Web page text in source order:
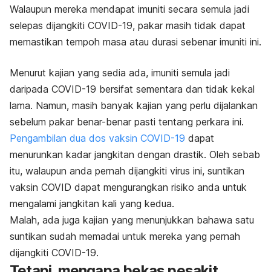
Walaupun mereka mendapat imuniti secara semula jadi
selepas dijangkiti COVID-19, pakar masih tidak dapat
memastikan tempoh masa atau durasi sebenar imuniti ini.
Menurut kajian yang sedia ada, imuniti semula jadi
daripada COVID-19 bersifat sementara dan tidak kekal
lama. Namun, masih banyak kajian yang perlu dijalankan
sebelum pakar benar-benar pasti tentang perkara ini.
Pengambilan dua dos vaksin COVID-19 dapat
menurunkan kadar jangkitan dengan drastik. Oleh sebab
itu, walaupun anda pernah dijangkiti virus ini, suntikan
vaksin COVID dapat mengurangkan risiko anda untuk
mengalami jangkitan kali yang kedua.
Malah, ada juga kajian yang menunjukkan bahawa satu
suntikan sudah memadai untuk mereka yang pernah
dijangkiti COVID-19.